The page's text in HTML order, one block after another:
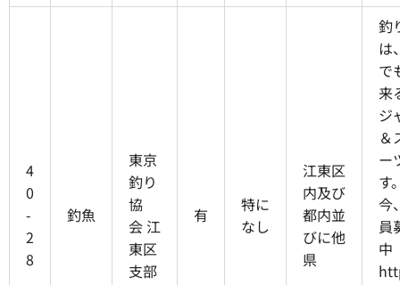
4
0
-
2
8
釣魚
東京
釣り
協
会 江
東区
支部
有
特に
なし
江東区
内及び
都内並
びに他
県
釣
は
で
来
ジ
＆
ー
す
今
員
中